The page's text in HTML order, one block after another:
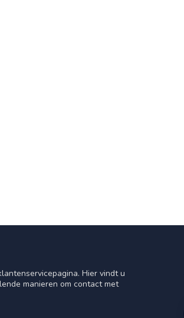
Hier vindt u
manieren om contact met